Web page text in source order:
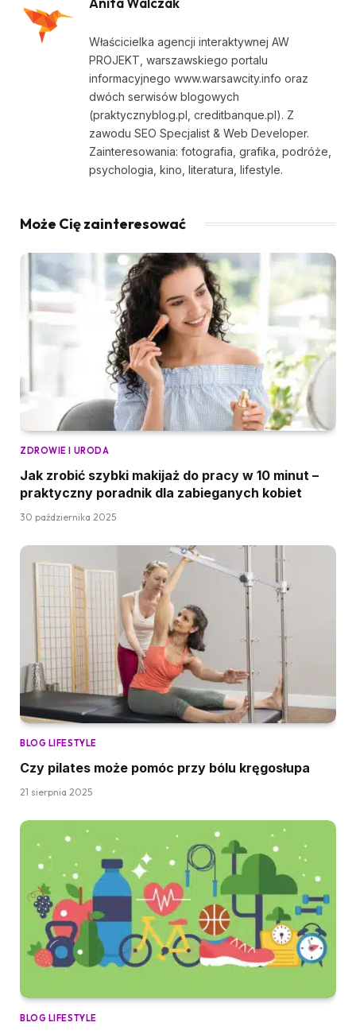
Właścicielka agencji interaktywnej AW
PROJEKT, warszawskiego portalu
informacyjnego www.warsawcity.info oraz
dwóch serwisów blogowych
(praktycznyblog.pl, creditbanque.pl). Z
zawodu SEO Specjalist & Web Developer.
Zainteresowania: fotografia, grafika, podróże,
psychologia, kino, literatura, lifestyle.
Może Cię zainteresować
ZDROWIE I URODA
Jak zrobić szybki makijaż do pracy w 10 minut –
praktyczny poradnik dla zabieganych kobiet
30 października 2025
BLOG LIFESTYLE
Czy pilates może pomóc przy bólu kręgosłupa
21 sierpnia 2025
BLOG LIFESTYLE